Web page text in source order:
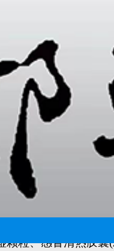
肉酸痛、咽干咽痛
颗粒、感冒清热胶